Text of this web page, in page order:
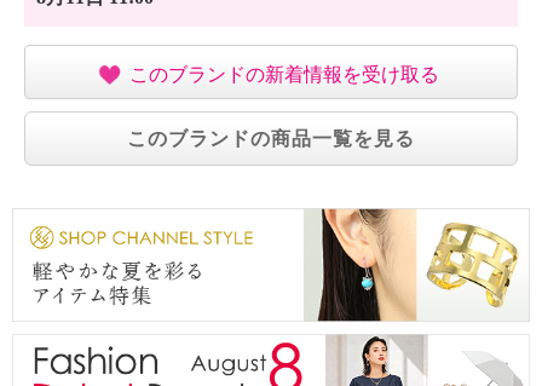
このブランドの新着情報を受け取る
このブランドの商品一覧を見る